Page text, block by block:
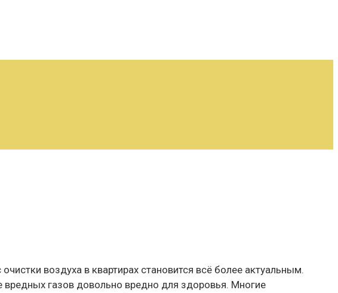
воздуха в квартирах становится всё более актуальным.
газов довольно вредно для здоровья. Многие